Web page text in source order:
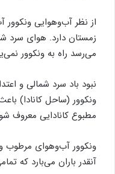
از نظر آب‌وهوایی
زمستان دارد. هوای سرد
می‌رسد راه به ونكوور
نبود باد سرد شمالی و
ونكوور (ساحل كانادا)
مطبوع كانادایی معروف
ونكوور آب‌وهوای مرطوب
آنقدر باران می‌بارد كه